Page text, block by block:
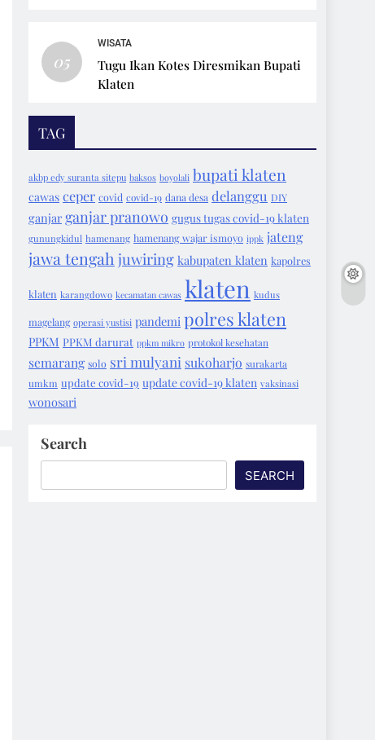
05
WISATA
Tugu Ikan Kotes Diresmikan Bupati
Klaten
TAG
akbp edy suranta sitepu baksos boyolali bupati klaten
cawas ceper covid covid-19 dana desa delanggu DIY
ganjar ganjar pranowo gugus tugas covid-19 klaten
gunungkidul hamenang hamenang wajar ismoyo ippk jateng
jawa tengah juwiring kabupaten klaten kapolres
klaten karangdowo kecamatan cawas klaten kudus
magelang operasi yustisi pandemi polres klaten
PPKM PPKM darurat ppkm mikro protokol kesehatan
semarang solo sri mulyani sukoharjo surakarta
umkm update covid-19 update covid-19 klaten vaksinasi
wonosari
Search
SEARCH